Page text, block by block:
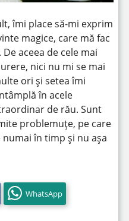
îmi place să-mi exprim
magice, care mă fac
aceea de cele mai
nici nu mi se mai
ori și setea îmi
în acele
de rău. Sunt
problemuțe, pe care
în timp și nu așa
WhatsApp